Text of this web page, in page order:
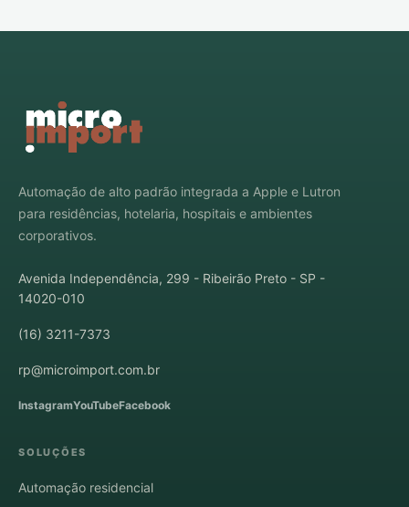
Automação de alto padrão integrada a Apple e Lutron
para residências, hotelaria, hospitais e ambientes
corporativos.
Avenida Independência, 299 - Ribeirão Preto - SP -
14020-010
(16) 3211-7373
rp@microimport.com.br
InstagramYouTubeFacebook
SOLUÇÕES
Automação residencial